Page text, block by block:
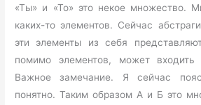
«Ты» и «То» это некое множество.
каких-то элементов. Сейчас
эти элементы из себя
помимо элементов, может входить
Важное замечание. Я сейчас
понятно. Таким образом А и Б это